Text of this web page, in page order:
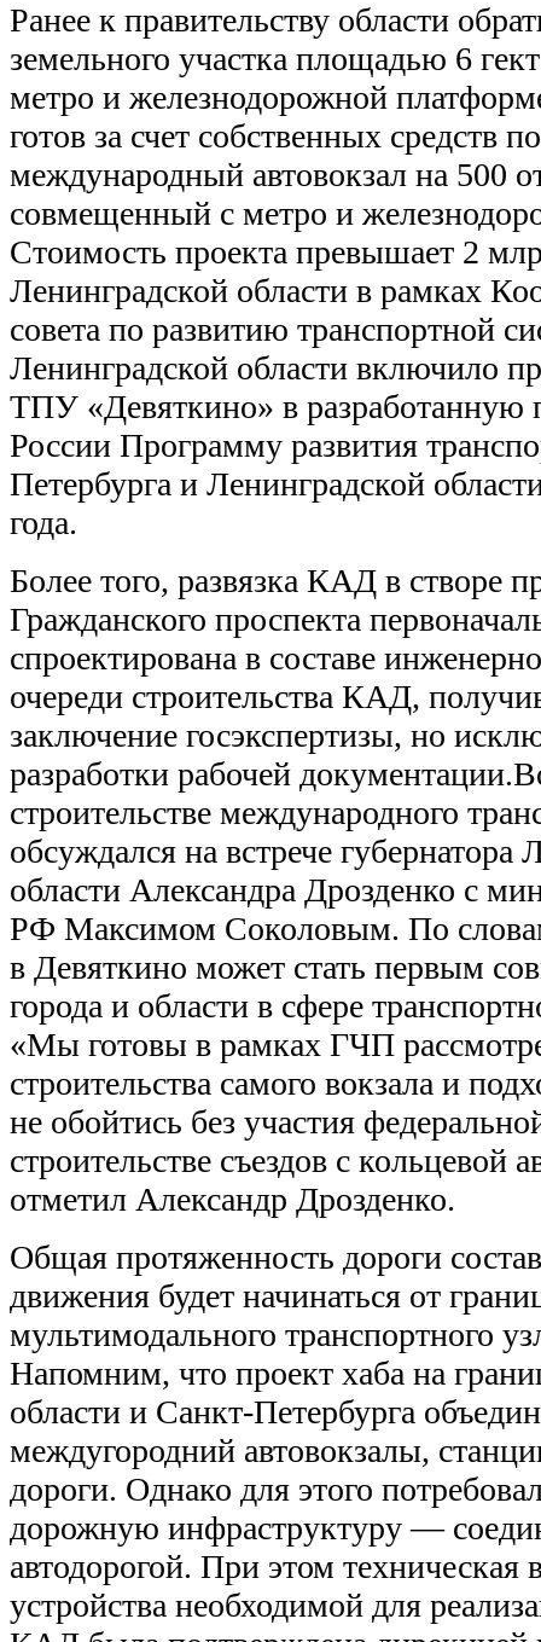
Ранее к правительству области
земельного участка площадью 6
метро и железнодорожной
готов за счет собственных средств
международный автовокзал на 500
совмещенный с метро и
Стоимость проекта превышает 2
Ленинградской области в рамках
совета по развитию транспортной
Ленинградской области включило
ТПУ «Девяткино» в разработанную
России Программу развития
Петербурга и Ленинградской
года.
Более того, развязка КАД в створе
Гражданского проспекта
спроектирована в составе
очереди строительства КАД,
заключение госэкспертизы, но
разработки рабочей
строительстве международного
обсуждался на встрече губернатора
области Александра Дрозденко с
РФ Максимом Соколовым. По словам
в Девяткино может стать первым
города и области в сфере
«Мы готовы в рамках ГЧП
строительства самого вокзала и
не обойтись без участия
строительстве съездов с кольцевой
отметил Александр Дрозденко.
Общая протяженность дороги
движения будет начинаться от
мультимодального транспортного
Напомним, что проект хаба на
области и Санкт-Петербурга
междугородний автовокзалы,
дороги. Однако для этого
дорожную инфраструктуру —
автодорогой. При этом техническая
устройства необходимой для